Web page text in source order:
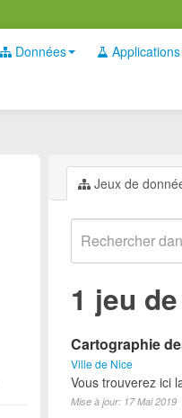
Données Applications
Jeux de
1 jeu
Cartographie
Ville de Nice
Vous trouverez ici
Mise à jour: 17 Mai 2019